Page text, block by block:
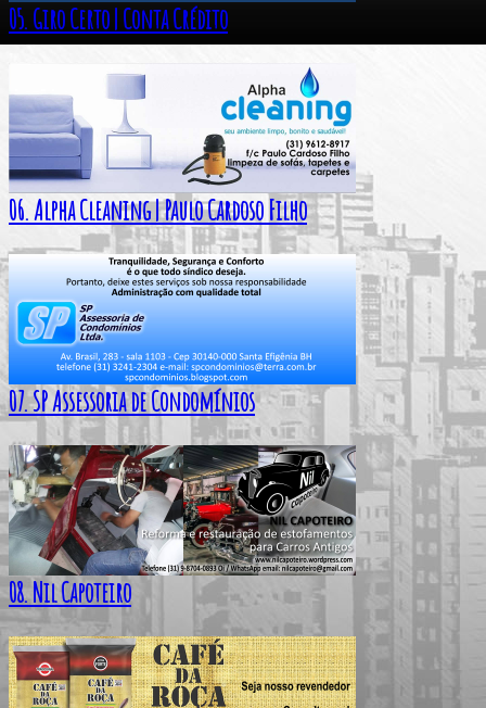
05. Giro Certo | Conta Crédito
06. Alpha Cleaning | Paulo Cardoso Filho
07. SP Assessoria de Condomínios
08. Nil Capoteiro